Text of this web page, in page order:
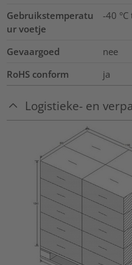
Gebruikstemperatu
ur voetje
-40
Gevaargoed
nee
RoHS conform
ja
Logistieke- en